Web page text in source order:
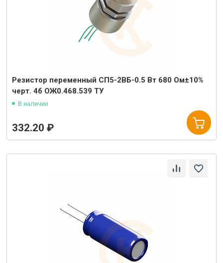
Резистор переменный СП5-2ВБ-0.5 Вт 680 Ом±10%
черт. 4б ОЖ0.468.539 ТУ
В наличии
332.20 ₽